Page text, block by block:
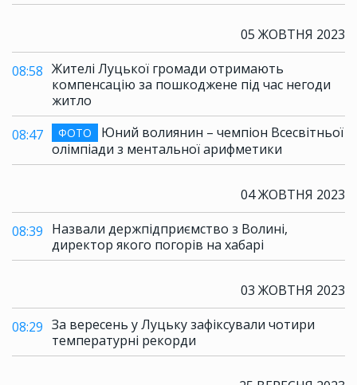
05 ЖОВТНЯ 2023
08:58 Жителі Луцької громади отримають
компенсацію за пошкоджене під час негоди
житло
08:47
ФОТО
Юний волиянин – чемпіон Всесвітньої
олімпіади з ментальної арифметики
04 ЖОВТНЯ 2023
08:39 Назвали держпідприємство з Волині,
директор якого погорів на хабарі
03 ЖОВТНЯ 2023
08:29 За вересень у Луцьку зафіксували чотири
температурні рекорди